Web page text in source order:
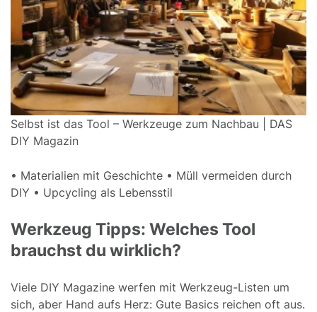
Selbst ist das Tool – Werkzeuge zum Nachbau | DAS
DIY Magazin
• Materialien mit Geschichte • Müll vermeiden durch
DIY • Upcycling als Lebensstil
Werkzeug Tipps: Welches Tool
brauchst du wirklich?
Viele DIY Magazine werfen mit Werkzeug-Listen um
sich, aber Hand aufs Herz: Gute Basics reichen oft aus.